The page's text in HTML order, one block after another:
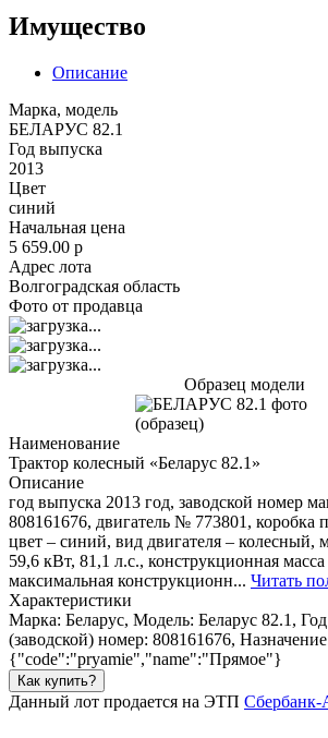
Имущество
Описание
Марка, модель
БЕЛАРУС 82.1
Год выпуска
2013
Цвет
синий
Начальная цена
5 659.00 p
Адрес лота
Волгоградская область
Фото от продавца
Образец модели
Наименование
Трактор колесный «Беларус 82.1»
Описание
год выпуска 2013 год, заводской номер
808161676, двигатель № 773801, коробка
цвет – синий, вид двигателя – колесный,
59,6 кВт, 81,1 л.с., конструкционная масса
максимальная конструкционн... Читать
Характеристики
Марка: Беларус, Модель: Беларус 82.1,
(заводской) номер: 808161676,
{"code":"pryamie","name":"Прямое"}
Как купить?
Данный лот продается на ЭТП